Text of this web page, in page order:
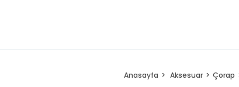
Anasayfa Aksesuar Çorap